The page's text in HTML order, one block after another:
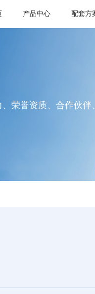
产品中心
I/O 连接器系列
配套方
光伏储能
新能源
其他
荣誉资质、合作伙伴